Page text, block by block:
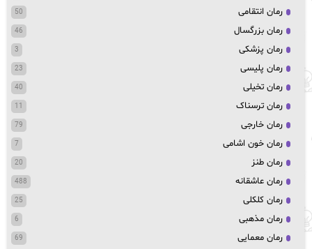
رمان انتقامی 50
رمان بزرگسال 46
رمان پزشکی 3
رمان پلیسی 23
رمان تخیلی 40
رمان ترسناک 11
رمان خارجی 79
رمان خون اشامی 7
رمان طنز 20
رمان عاشقانه 488
رمان کلکلی 25
رمان مذهبی 6
رمان معمایی 69